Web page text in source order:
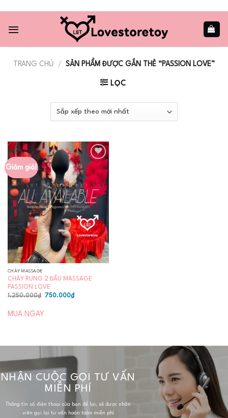
content
TRANG CHỦ / SẢN PHẨM ĐƯỢC GẮN THẺ “PASSION LOVE”
LỌC
Giảm giá!
Add to
wishlist
CHÀY MASSAGE
CHÀY RUNG 2 ĐẦU MASSAGE
PASSION LOVE
1.250.000₫
Giá
750.000₫Giá
MUA NGAY
NHẬN CUỘC GỌI TƯ VẤN
MIỄN PHÍ
Thông tin số điện thoại của bạn để lại, sẽ được nhân
viên gọi lại tư vấn hoàn toàn miễn phí